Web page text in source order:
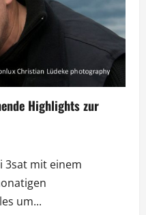
Highlights zur
3sat mit einem
um...